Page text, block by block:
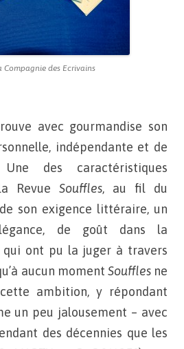
Compagnie des Ecrivains
avec gourmandise son
indépendante et de
des caractéristiques
Revue Souffles, au fil du
son exigence littéraire, un
de goût dans la
qui ont pu la juger à travers
aucun moment Soufflesne
ambition, y répondant
un peu jalousement – avec
des décennies que les